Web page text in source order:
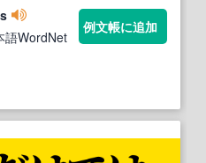
語WordNet
例文帳に追加